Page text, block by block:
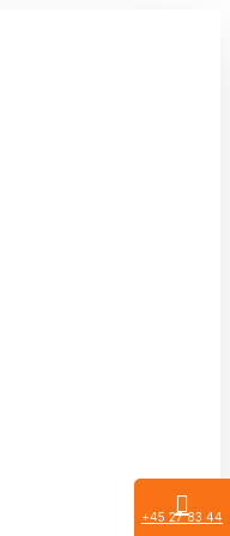
+45 27 83 44